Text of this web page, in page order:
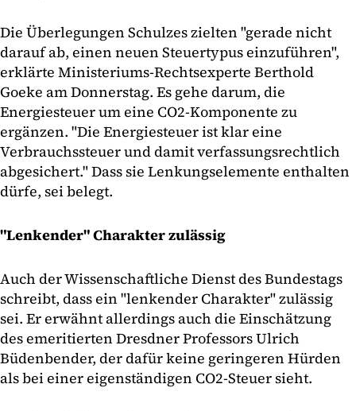
Die Überlegungen Schulzes zielten "gerade nicht
darauf ab, einen neuen Steuertypus einzuführen",
erklärte Ministeriums-Rechtsexperte Berthold
Goeke am Donnerstag. Es gehe darum, die
Energiesteuer um eine CO2-Komponente zu
ergänzen. "Die Energiesteuer ist klar eine
Verbrauchssteuer und damit verfassungsrechtlich
abgesichert." Dass sie Lenkungselemente enthalten
dürfe, sei belegt.
"Lenkender" Charakter zulässig
Auch der Wissenschaftliche Dienst des Bundestags
schreibt, dass ein "lenkender Charakter" zulässig
sei. Er erwähnt allerdings auch die Einschätzung
des emeritierten Dresdner Professors Ulrich
Büdenbender, der dafür keine geringeren Hürden
als bei einer eigenständigen CO2-Steuer sieht.